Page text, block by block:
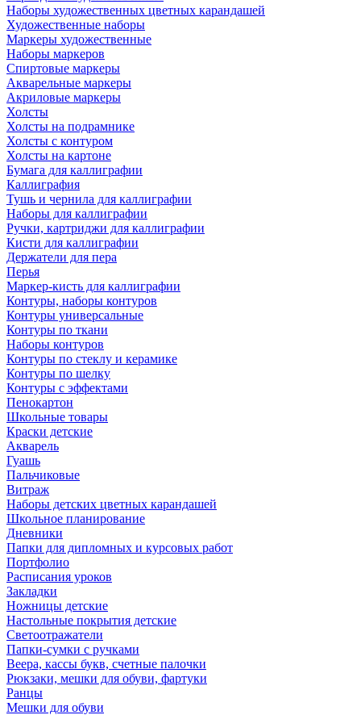
Наборы художественных цветных карандашей
Художественные наборы
Маркеры художественные
Наборы маркеров
Спиртовые маркеры
Акварельные маркеры
Акриловые маркеры
Холсты
Холсты на подрамнике
Холсты с контуром
Холсты на картоне
Бумага для каллиграфии
Каллиграфия
Тушь и чернила для каллиграфии
Наборы для каллиграфии
Ручки, картриджи для каллиграфии
Кисти для каллиграфии
Держатели для пера
Перья
Маркер-кисть для каллиграфии
Контуры, наборы контуров
Контуры универсальные
Контуры по ткани
Наборы контуров
Контуры по стеклу и керамике
Контуры по шелку
Контуры с эффектами
Пенокартон
Школьные товары
Краски детские
Акварель
Гуашь
Пальчиковые
Витраж
Наборы детских цветных карандашей
Школьное планирование
Дневники
Папки для дипломных и курсовых работ
Портфолио
Расписания уроков
Закладки
Ножницы детские
Настольные покрытия детские
Светоотражатели
Папки-сумки с ручками
Веера, кассы букв, счетные палочки
Рюкзаки, мешки для обуви, фартуки
Ранцы
Мешки для обуви